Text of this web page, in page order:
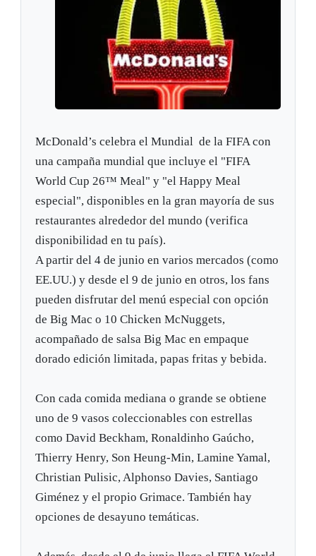
McDonald’s celebra el Mundial de la FIFA con
una campaña mundial que incluye el "FIFA
World Cup 26™ Meal" y "el Happy Meal
especial", disponibles en la gran mayoría de sus
restaurantes alrededor del mundo (verifica
disponibilidad en tu país).
A partir del 4 de junio en varios mercados (como
EE.UU.) y desde el 9 de junio en otros, los fans
pueden disfrutar del menú especial con opción
de Big Mac o 10 Chicken McNuggets,
acompañado de salsa Big Mac en empaque
dorado edición limitada, papas fritas y bebida.
Con cada comida mediana o grande se obtiene
uno de 9 vasos coleccionables con estrellas
como David Beckham, Ronaldinho Gaúcho,
Thierry Henry, Son Heung-Min, Lamine Yamal,
Christian Pulisic, Alphonso Davies, Santiago
Giménez y el propio Grimace. También hay
opciones de desayuno temáticas.